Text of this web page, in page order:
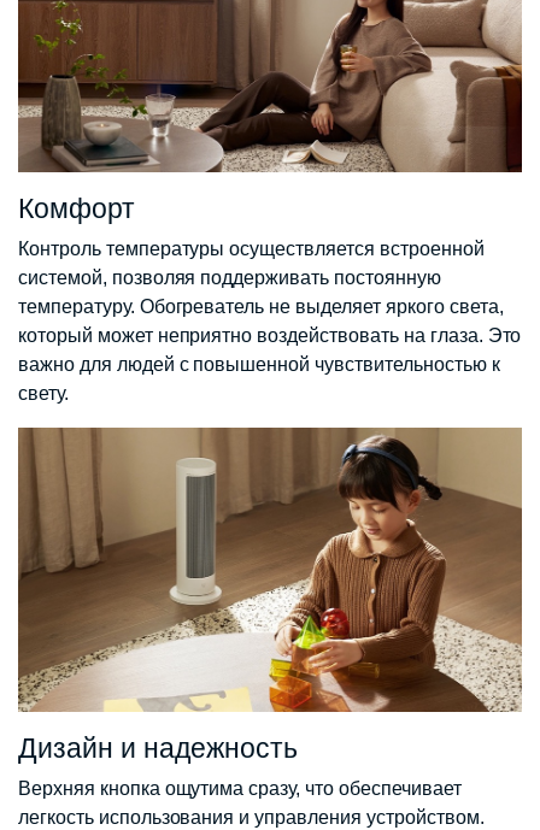
Комфорт
Контроль температуры осуществляется встроенной
системой, позволяя поддерживать постоянную
температуру. Обогреватель не выделяет яркого света,
который может неприятно воздействовать на глаза. Это
важно для людей с повышенной чувствительностью к
свету.
Дизайн и надежность
Верхняя кнопка ощутима сразу, что обеспечивает
легкость использования и управления устройством.